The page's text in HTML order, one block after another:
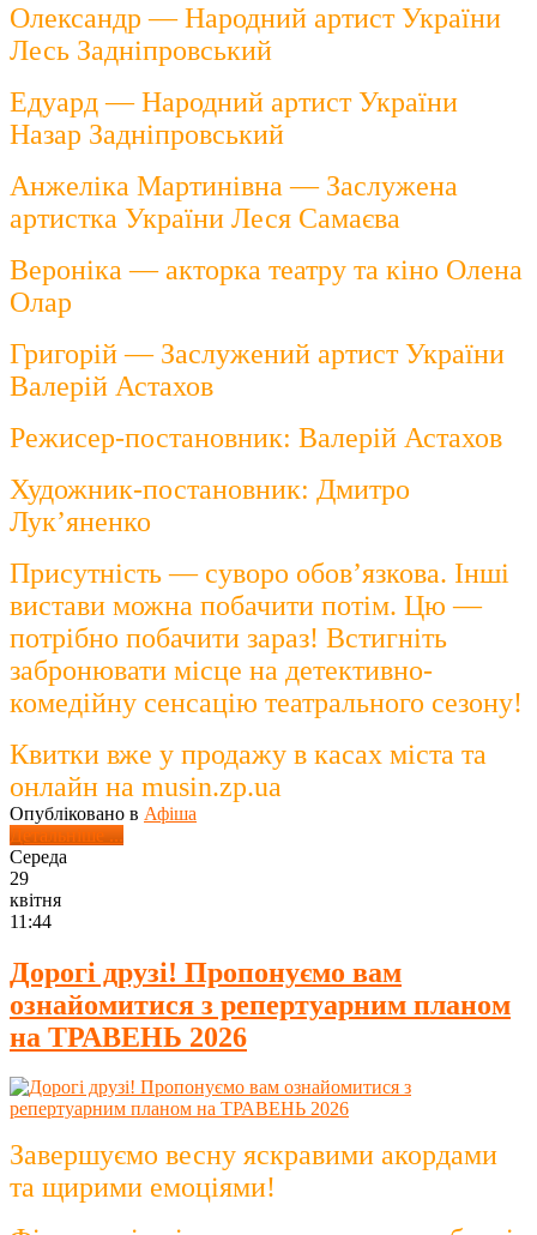
Олександр — Народний артист України
Лесь Задніпровський
Едуард — Народний артист України
Назар Задніпровський
Анжеліка Мартинівна — Заслужена
артистка України Леся Самаєва
Вероніка — акторка театру та кіно Олена
Олар
Григорій — Заслужений артист України
Валерій Астахов
Режисер-постановник: Валерій Астахов
Художник-постановник: Дмитро
Лук’яненко
Присутність — суворо обов’язкова. Інші
вистави можна побачити потім. Цю —
потрібно побачити зараз! Встигніть
забронювати місце на детективно-
комедійну сенсацію театрального сезону!
Квитки вже у продажу в касах міста та
онлайн на musin.zp.ua
Опубліковано в Афіша
Детальніше ...
Середа
29
квітня
11:44
Дорогі друзі! Пропонуємо вам
ознайомитися з репертуарним планом
на ТРАВЕНЬ 2026
Завершуємо весну яскравими акордами
та щирими емоціями!